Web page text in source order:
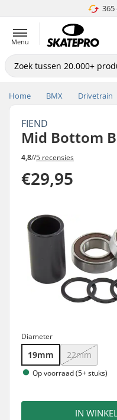
Menu
Home BMX Drivetrain
FIEND
Mid Bottom
4,8//5 recensies
€29,95
Diameter
19mm 22mm
Op voorraad (5+ stuks)
IN